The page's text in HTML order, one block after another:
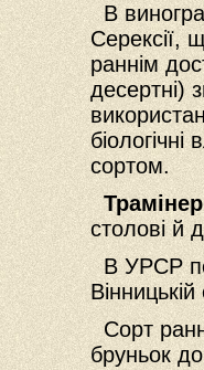
В
Серексії,
раннім
десертні)
сортом.
столові й
В УРСР
Сорт
бруньок